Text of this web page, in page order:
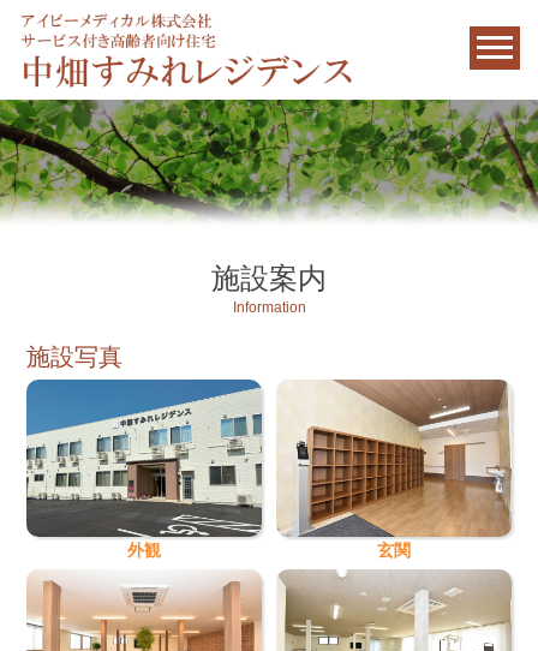
施設案内
Information
施設写真
外観 玄関